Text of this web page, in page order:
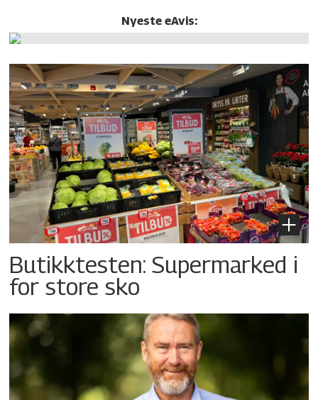
Nyeste eAvis:
Butikktesten: Supermarked i
for store sko